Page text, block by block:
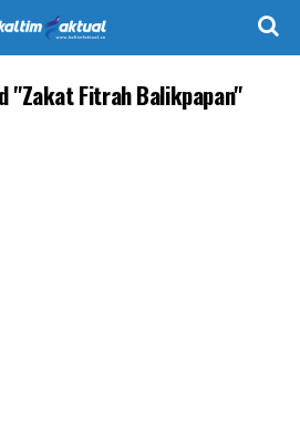
"Zakat Fitrah Balikpapan"